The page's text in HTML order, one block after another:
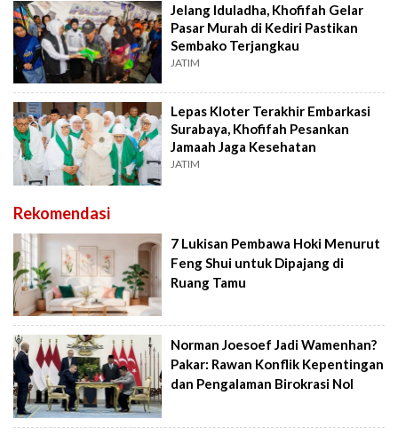
Jelang Iduladha, Khofifah Gelar
Pasar Murah di Kediri Pastikan
Sembako Terjangkau
JATIM
Lepas Kloter Terakhir Embarkasi
Surabaya, Khofifah Pesankan
Jamaah Jaga Kesehatan
JATIM
Rekomendasi
7 Lukisan Pembawa Hoki Menurut
Feng Shui untuk Dipajang di
Ruang Tamu
Norman Joesoef Jadi Wamenhan?
Pakar: Rawan Konflik Kepentingan
dan Pengalaman Birokrasi Nol